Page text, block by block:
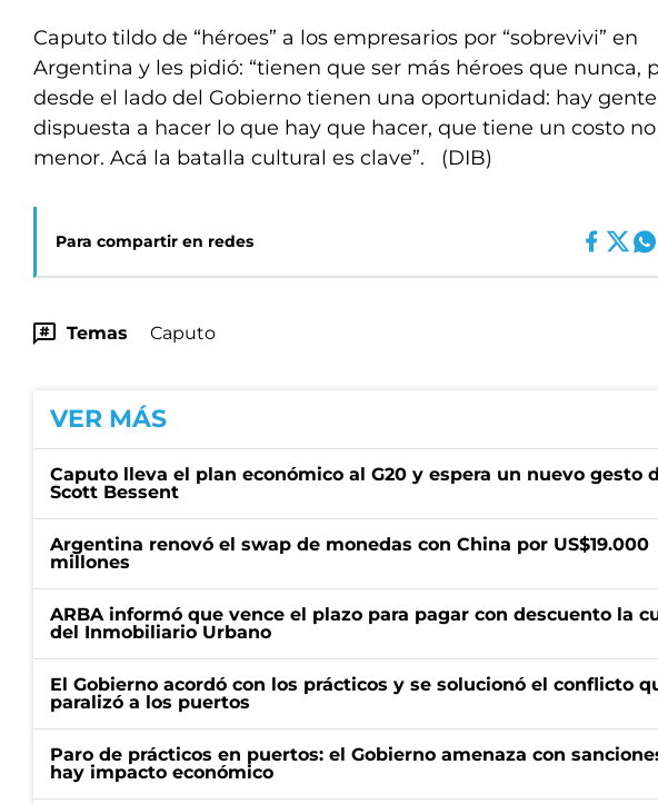
Caputo tildo de “héroes” a los empresarios por “sobrevivi” en
Argentina y les pidió: “tienen que ser más héroes que nunca,
desde el lado del Gobierno tienen una oportunidad: hay gente
dispuesta a hacer lo que hay que hacer, que tiene un costo no
menor. Acá la batalla cultural es clave”. (DIB)
Para compartir en redes
Temas Caputo
VER MÁS
Caputo lleva el plan económico al G20 y espera un nuevo gesto
Scott Bessent
Argentina renovó el swap de monedas con China por US$19.000
millones
ARBA informó que vence el plazo para pagar con descuento la
del Inmobiliario Urbano
El Gobierno acordó con los prácticos y se solucionó el conflicto
paralizó a los puertos
Paro de prácticos en puertos: el Gobierno amenaza con
hay impacto económico